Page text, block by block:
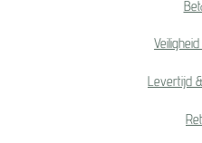
Levertijd